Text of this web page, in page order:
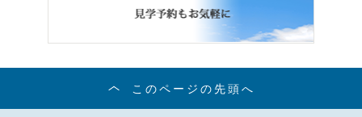
このページの先頭へ